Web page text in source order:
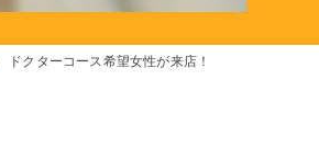
ドクターコース希望女性が来店！